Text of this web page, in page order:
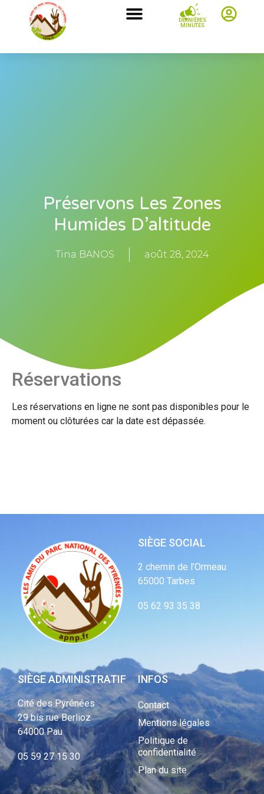
DERNIÈRES
MINUTES
Préservons Les Zones
Humides D’altitude
Tina BANOS août 28, 2024
Réservations
Les réservations en ligne ne sont pas disponibles pour le
moment ou clôturées car la date est dépassée.
SIÈGE SOCIAL
2 chemin de l’Ormeau
65000 Tarbes
05 62 93 35 38
SIÈGE ADMINISTRATIF
Cité des Pyrénées
29 bis rue Berlioz
64000 Pau
05 59 27 15 30
INFOS
Contact
Mentions légales
Politique de
confidentialité
Plan du site